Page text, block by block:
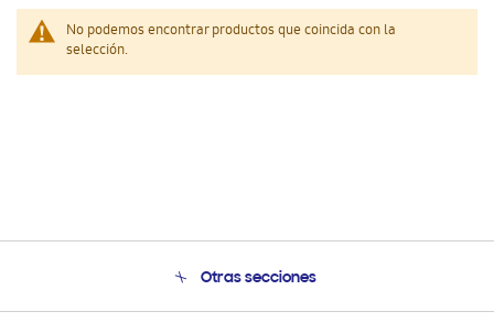
No podemos encontrar productos que coincida con la
selección.
Otras secciones